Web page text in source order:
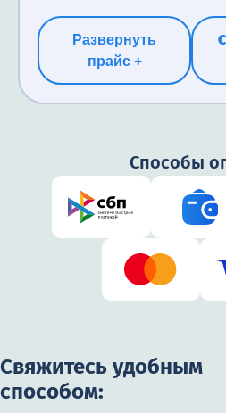
Развернуть
прайс +
Способы
Свяжитесь удобным
способом: